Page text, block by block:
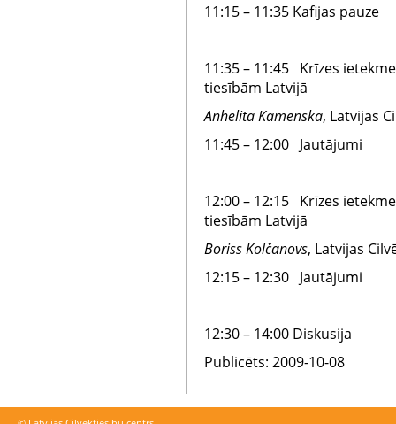
11:15 – 11:35 Kafijas pauze
11:35 – 11:45 Krīzes
tiesībām Latvijā
AnhelitaKamenska, Latvijas
11:45 – 12:00 Jautājumi
12:00 – 12:15 Krīzes
tiesībām Latvijā
Boriss Kolčanovs, Latvijas
12:15 – 12:30 Jautājumi
12:30 – 14:00 Diskusija
Publicēts: 2009-10-08